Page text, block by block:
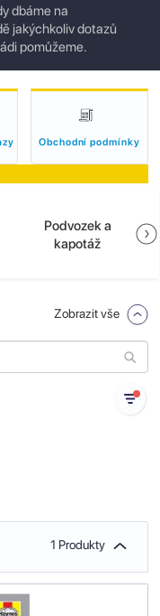
dbáme na
jakýchkoliv dotazů
pomůžeme.
Obchodní podmínky
Podvozek a
kapotáž
Zobrazit vše
1 Produkty